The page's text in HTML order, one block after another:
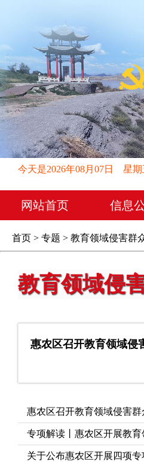
今天是2026年08月07日 星
网站首页 信息
首页 > 专题 > 教育领域侵害群
教育领域侵
惠农区召开教育领域侵
惠农区召开教育领域侵害
专项解读丨惠农区开展教
关于公布惠农区开展四项